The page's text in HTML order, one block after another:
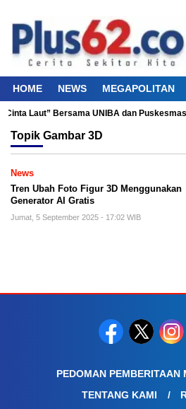
HOME NEWS MEGAPOLITAN
Laut” Bersama UNIBA dan Puskesmas
Topik Gambar 3D
News
Tren Ubah Foto Figur 3D Menggunakan
Generator AI Gratis
Jumat, 5 September 2025 - 17:02 WIB
PEDOMAN PEMBERITAAN
TENTANG KAMI